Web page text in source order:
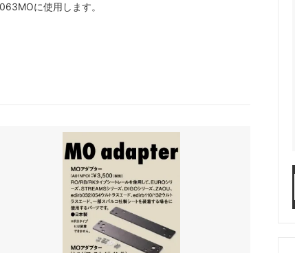
に使用します。